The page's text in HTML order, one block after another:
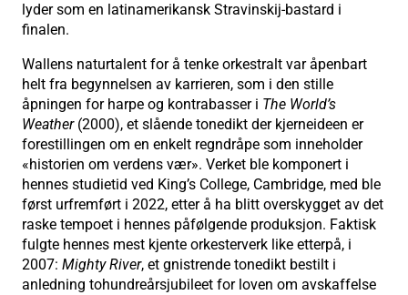
lyder som en latinamerikansk Stravinskij-bastard i
finalen.
Wallens naturtalent for å tenke orkestralt var åpenbart
helt fra begynnelsen av karrieren, som i den stille
åpningen for harpe og kontrabasser i The World’s
Weather(2000), et slående tonedikt der kjerneideen er
forestillingen om en enkelt regndråpe som inneholder
«historien om verdens vær». Verket ble komponert i
hennes studietid ved King’s College, Cambridge, med ble
først urfremført i 2022, etter å ha blitt overskygget av det
raske tempoet i hennes påfølgende produksjon. Faktisk
fulgte hennes mest kjente orkesterverk like etterpå, i
2007: Mighty River, et gnistrende tonedikt bestilt i
anledning tohundreårsjubileet for loven om avskaffelse